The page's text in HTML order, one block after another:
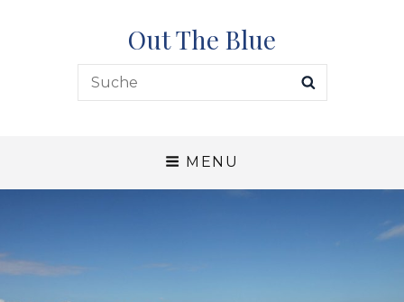
Out The Blue
Search
for:
MENU